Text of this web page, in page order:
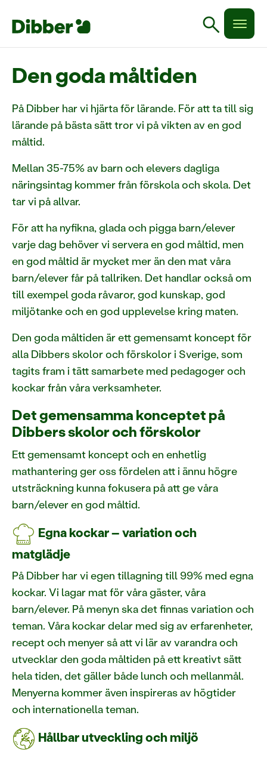
search
Den goda måltiden
På Dibber har vi hjärta för lärande. För att ta till sig
lärande på bästa sätt tror vi på vikten av en god
måltid.
Mellan 35-75% av barn och elevers dagliga
näringsintag kommer från förskola och skola. Det
tar vi på allvar.
För att ha nyfikna, glada och pigga barn/elever
varje dag behöver vi servera en god måltid, men
en god måltid är mycket mer än den mat våra
barn/elever får på tallriken. Det handlar också om
till exempel goda råvaror, god kunskap, god
miljötanke och en god upplevelse kring maten.
Den goda måltiden är ett gemensamt koncept för
alla Dibbers skolor och förskolor i Sverige, som
tagits fram i tätt samarbete med pedagoger och
kockar från våra verksamheter.
Det gemensamma konceptet på
Dibbers skolor och förskolor
Ett gemensamt koncept och en enhetlig
mathantering ger oss fördelen att i ännu högre
utsträckning kunna fokusera på att ge våra
barn/elever en god måltid.
Egna kockar – variation och
matglädje
På Dibber har vi egen tillagning till 99% med egna
kockar. Vi lagar mat för våra gäster, våra
barn/elever. På menyn ska det finnas variation och
teman. Våra kockar delar med sig av erfarenheter,
recept och menyer så att vi lär av varandra och
utvecklar den goda måltiden på ett kreativt sätt
hela tiden, det gäller både lunch och mellanmål.
Menyerna kommer även inspireras av högtider
och internationella teman.
Hållbar utveckling och miljö